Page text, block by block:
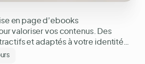
en page d’ebooks
valoriser vos contenus. Des
et adaptés à votre identité